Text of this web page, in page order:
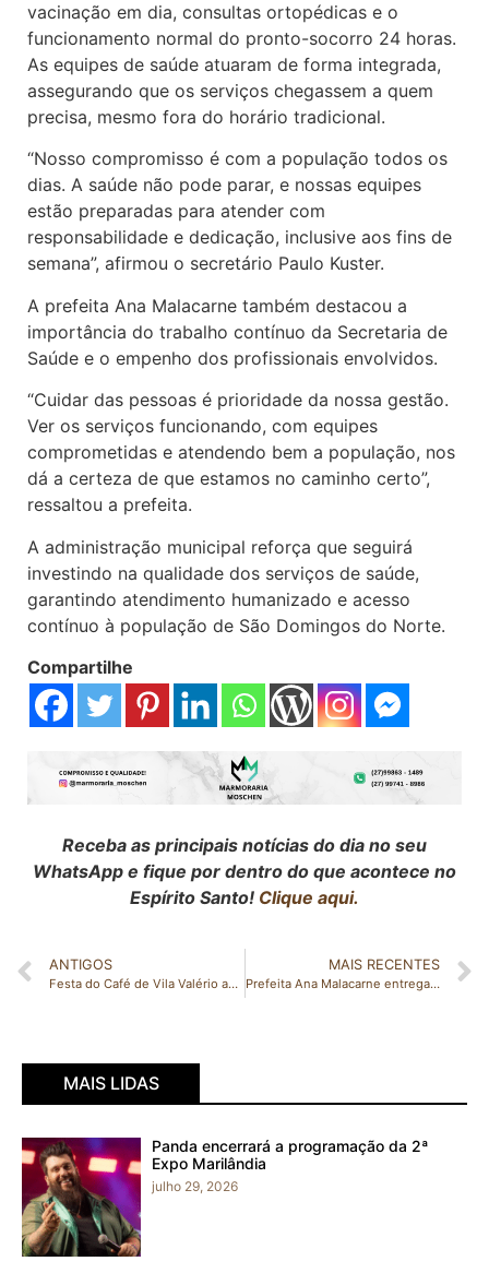
vacinação em dia, consultas ortopédicas e o
funcionamento normal do pronto-socorro 24 horas.
As equipes de saúde atuaram de forma integrada,
assegurando que os serviços chegassem a quem
precisa, mesmo fora do horário tradicional.
“Nosso compromisso é com a população todos os
dias. A saúde não pode parar, e nossas equipes
estão preparadas para atender com
responsabilidade e dedicação, inclusive aos fins de
semana”, afirmou o secretário Paulo Kuster.
A prefeita Ana Malacarne também destacou a
importância do trabalho contínuo da Secretaria de
Saúde e o empenho dos profissionais envolvidos.
“Cuidar das pessoas é prioridade da nossa gestão.
Ver os serviços funcionando, com equipes
comprometidas e atendendo bem a população, nos
dá a certeza de que estamos no caminho certo”,
ressaltou a prefeita.
A administração municipal reforça que seguirá
investindo na qualidade dos serviços de saúde,
garantindo atendimento humanizado e acesso
contínuo à população de São Domingos do Norte.
Compartilhe
Receba as principais notícias do dia no seu
WhatsApp e fique por dentro do que acontece no
Espírito Santo! Clique aqui.
ANTIGOS
Festa do Café de Vila Valério anuncia show de João Bosco & Vinícius
MAIS RECENTES
Prefeita Ana Malacarne entrega 30 casas populares e anuncia mais 20 novas moradias em São Domingos do Norte
MAIS LIDAS
Panda encerrará a programação da 2ª
Expo Marilândia
julho 29, 2026